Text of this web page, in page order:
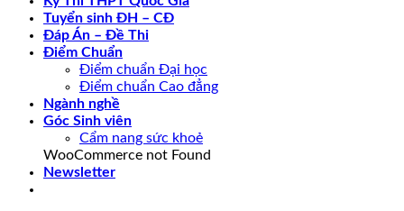
Tuyển sinh ĐH – CĐ
Đáp Án – Đề Thi
Điểm Chuẩn
Điểm chuẩn Đại học
Điểm chuẩn Cao đẳng
Ngành nghề
Góc Sinh viên
Cẩm nang sức khoẻ
WooCommerce not Found
Newsletter